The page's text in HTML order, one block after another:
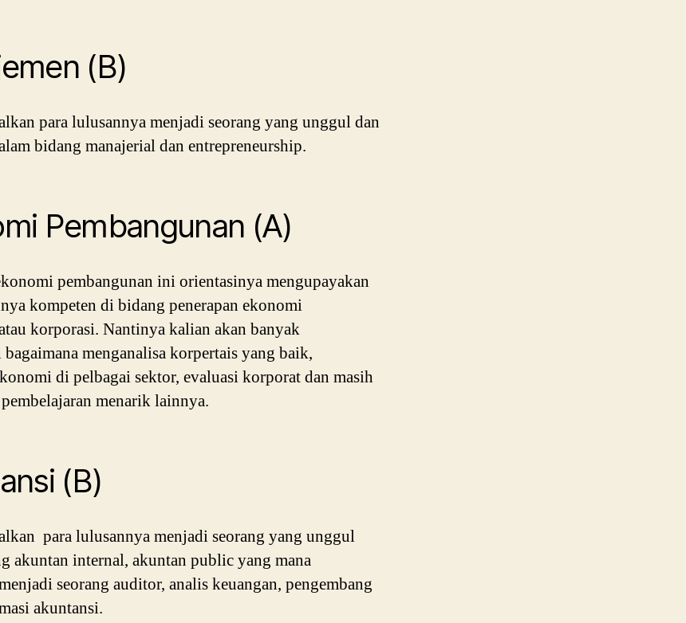
(B)
para lulusannya menjadi seorang yang unggul dan
bidang manajerial dan entrepreneurship.
Pembangunan (A)
pembangunan ini orientasinya mengupayakan
kompeten di bidang penerapan ekonomi
korporasi. Nantinya kalian akan banyak
menganalisa korpertais yang baik,
di pelbagai sektor, evaluasi korporat dan masih
menarik lainnya.
(B)
para lulusannya menjadi seorang yang unggul
akuntan internal, akuntan public yang mana
seorang auditor, analis keuangan, pengembang
akuntansi.